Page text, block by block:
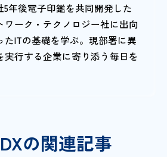
5年後電子印鑑を共同開発した
ワーク・テクノロジー社に出向
たITの基礎を学ぶ。現部署に異
実行する企業に寄り添う毎日を
の関連記事